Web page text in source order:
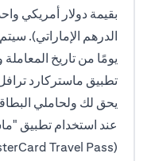
بقيمة دولار أمريكي
يومًا من تاريخ
تطبيق ماستركارد
يحق لك ولحاملي
عند استخدام تطبيق
(MasterCard Travel Pass)